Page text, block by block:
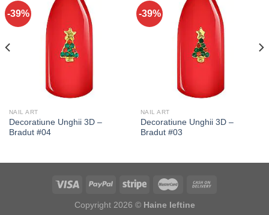
-39%
NAIL ART
Decoratiune Unghii 3D –
Bradut #04
-39%
NAIL ART
Decoratiune Unghii 3D –
Bradut #03
Copyright 2026 © Haine Ieftine